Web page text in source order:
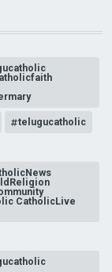
telugucatholic
CatholicLive